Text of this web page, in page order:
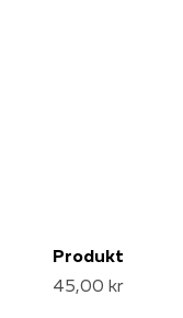
Produkt
45,00 kr